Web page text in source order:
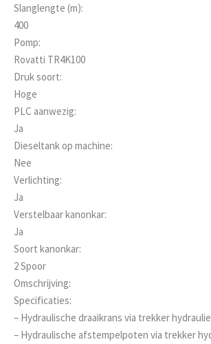
Slanglengte (m):
400
Pomp:
Rovatti TR4K100
Druk soort:
Hoge
PLC aanwezig:
Ja
Dieseltank op machine:
Nee
Verlichting:
Ja
Verstelbaar kanonkar:
Ja
Soort kanonkar:
2 Spoor
Omschrijving:
Specificaties:
– Hydraulische draaikrans via trekker
– Hydraulische afstempelpoten via trekker